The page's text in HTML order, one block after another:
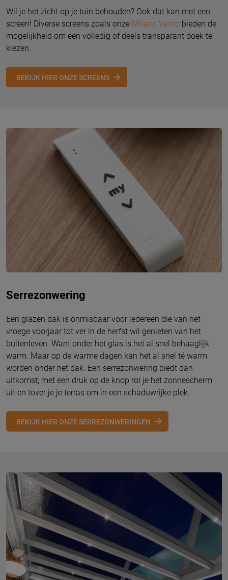
Wil je het zicht op je tuin behouden? Ook dat kan met een
screen! Diverse screens zoals onze Milano Vento bieden de
mogelijkheid om een volledig of deels transparant doek te
kiezen.
BEKIJK HIER ONZE SCREENS
Serrezonwering
Een glazen dak is onmisbaar voor iedereen die van het
vroege voorjaar tot ver in de herfst wil genieten van het
buitenleven. Want onder het glas is het al snel behaaglijk
warm. Maar op de warme dagen kan het al snel té warm
worden onder het dak. Een serrezonwering biedt dan
uitkomst; met een druk op de knop rol je het zonnescherm
uit en tover je je terras om in een schaduwrijke plek.
BEKIJK HIER ONZE SERREZONWERINGEN